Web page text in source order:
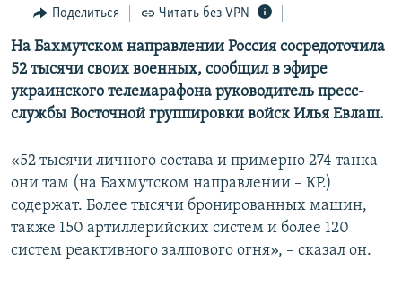
Вернутся
поиску
ИНТЕРАКТИВ
ИНФОГРАФИКА
ТЕЛЕПРОЕКТ КРЫМ.РЕАЛИИ
СОВЕТЫ ПРАВОЗАЩИТНИКОВ
ПОБЕДИТЕЛЕЙ НЕ СУДЯТ?
КРЫМ.НЕПОКОРЕННЫЙ
РАДІО СВОБОДА
КАК ОБОЙТИ БЛОКИРОВКУ
Українською
Qırımtatar
ПРИСОЕДИНЯЙТЕСЬ!
Поделиться Читать без VPN
На Бахмутском направлении Россия сосредоточила
52 тысячи своих военных, сообщил в эфире
украинского телемарафона руководитель пресс-
службы Восточной группировки войск Илья Евлаш.
«52 тысячи личного состава и примерно 274 танка
они там (на Бахмутском направлении – КР.)
содержат. Более тысячи бронированных машин,
также 150 артиллерийских систем и более 120
систем реактивного залпового огня», – сказал он.